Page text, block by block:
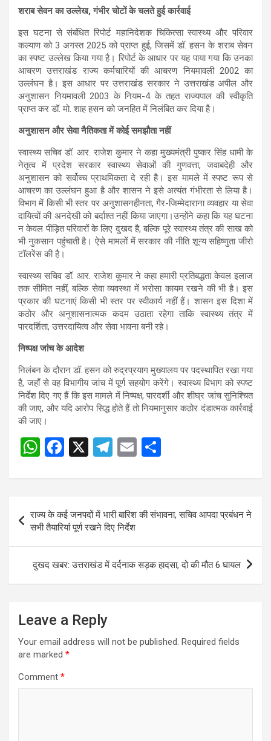
शराब सेवन का उल्लेख, गंभीर चोटों के चलते हुई कार्रवाई
इस घटना से संबंधित रिपोर्ट महानिदेशक चिकित्सा स्वास्थ्य और परिवार
कल्याण को 3 अगस्त 2025 को प्राप्त हुई, जिसमें डॉ. हसन के शराब सेवन
का स्पष्ट उल्लेख किया गया है। रिपोर्ट के आधार पर यह पाया गया कि उनका
आचरण उत्तराखंड राज्य कर्मचारियों की आचरण नियमावली 2002 का
उल्लंघन है। इस आधार पर उत्तराखंड सरकार ने उत्तराखंड अपील और
अनुशासन नियमावली 2003 के नियम-4 के तहत राज्यपाल की स्वीकृति
प्राप्त कर डॉ. मो. शाह हसन को जनहित में निलंबित कर दिया है।
अनुशासन और सेवा नैतिकता में कोई समझौता नहीं
स्वास्थ्य सचिव डॉ. आर. राजेश कुमार ने कहा मुख्यमंत्री पुष्कर सिंह धामी के
नेतृत्व में प्रदेश सरकार स्वास्थ्य सेवाओं की गुणवत्ता, जवाबदेही और
अनुशासन को सर्वोच्च प्राथमिकता दे रही है। इस मामले में स्पष्ट रूप से
आचरण का उल्लंघन हुआ है और शासन ने इसे अत्यंत गंभीरता से लिया है।
विभाग में किसी भी स्तर पर अनुशासनहीनता, गैर-जिम्मेदाराना व्यवहार या सेवा
दायित्वों की अनदेखी को बर्दाश्त नहीं किया जाएगा।उन्होंने कहा कि यह घटना
न केवल पीड़ित परिवारों के लिए दुखद है, बल्कि पूरे स्वास्थ्य तंत्र की साख को
भी नुकसान पहुंचाती है। ऐसे मामलों में सरकार की नीति शून्य सहिष्णुता जीरो
टॉलरेंस की है।
स्वास्थ्य सचिव डॉ. आर. राजेश कुमार ने कहा हमारी प्रतिबद्धता केवल इलाज
तक सीमित नहीं, बल्कि सेवा व्यवस्था में भरोसा कायम रखने की भी है। इस
प्रकार की घटनाएं किसी भी स्तर पर स्वीकार्य नहीं हैं। शासन इस दिशा में
कठोर और अनुशासनात्मक कदम उठाता रहेगा ताकि स्वास्थ्य तंत्र में
पारदर्शिता, उत्तरदायित्व और सेवा भावना बनी रहे।
निष्पक्ष जांच के आदेश
निलंबन के दौरान डॉ. हसन को रुद्रप्रयाग मुख्यालय पर पदस्थापित रखा गया
है, जहाँ से वह विभागीय जांच में पूर्ण सहयोग करेंगे। स्वास्थ्य विभाग को स्पष्ट
निर्देश दिए गए हैं कि इस मामले में निष्पक्ष, पारदर्शी और शीघ्र जांच सुनिश्चित
की जाए, और यदि आरोप सिद्ध होते हैं तो नियमानुसार कठोर दंडात्मक कार्रवाई
की जाए।
W
at
s
A
p
p
F
ce
b
o
o
k
X
T
e
gr
a
m
E
ail ar
navigation
राज्य के कई जनपदों में भारी बारिश की संभावना, सचिव आपदा प्रबंधन ने
सभी तैयारियां पूर्ण रखने दिए निर्देश
दुखद खबर: उत्तराखंड में दर्दनाक सड़क हादसा, दो की मौत 6 घायल
Leave a Reply
Your email address will not be published. Required fields
are marked *
Comment *